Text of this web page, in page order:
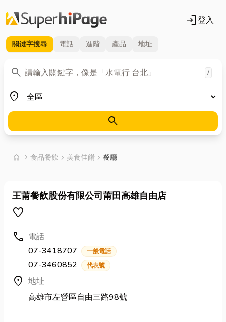
login登入
關鍵字搜尋 電話 進階 產品 地址
search
關鍵字 /
place
地區
search
home chevron_right 首頁
食品餐飲 chevron_right 美食佳餚 chevron_right 餐廳
王莆餐飲股份有限公司莆田高雄自由店
favorite
call 電話
07-3418707
一般電話
07-3460852 代表號
location_on 地址
高雄市左營區自由三路98號